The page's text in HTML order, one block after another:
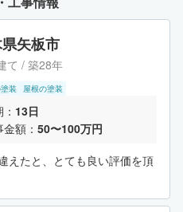
矢板市
て / 築28年
装 屋根の塗装
13日
額： 50〜100万円
えたと、とても良い評価を頂